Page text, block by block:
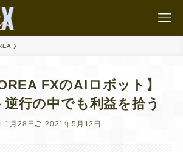
FXのAIロボット】
逆行の中でも利益を拾う
1月28日 2021年5月12日